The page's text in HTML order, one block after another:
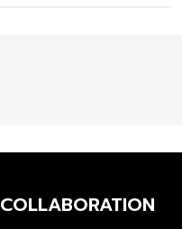
COLLABORATION